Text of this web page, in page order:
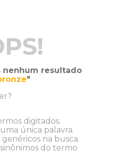
nenhum resultado
"
digitados.
única palavra.
na busca.
do termo